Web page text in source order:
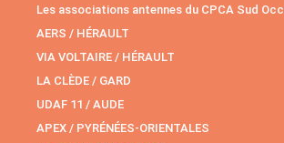
Les associations antennes du CPCA Sud
AERS / HÉRAULT
VIA VOLTAIRE / HÉRAULT
LA CLÈDE / GARD
UDAF 11 / AUDE
APEX / PYRÉNÉES-ORIENTALES